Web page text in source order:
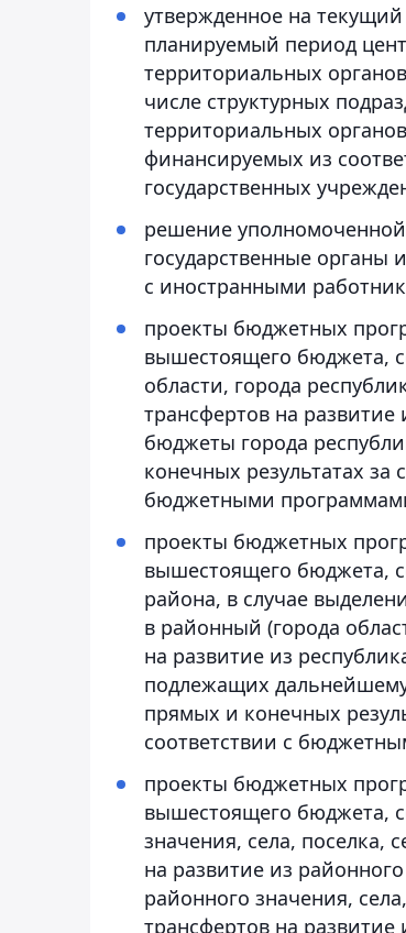
утвержденное на
планируемый период
территориальных
числе структурных
территориальных
финансируемых из
государственных
решение
государственные
с иностранными
проекты бюджетных
вышестоящего бюджета,
области, города
трансфертов на
бюджеты города
конечных результатах за
бюджетными
проекты бюджетных
вышестоящего бюджета,
района, в случае
в районный (города
на развитие из
подлежащих
прямых и конечных
соответствии с
проекты бюджетных
вышестоящего бюджета,
значения, села, поселка,
на развитие из
районного значения,
трансфертов на